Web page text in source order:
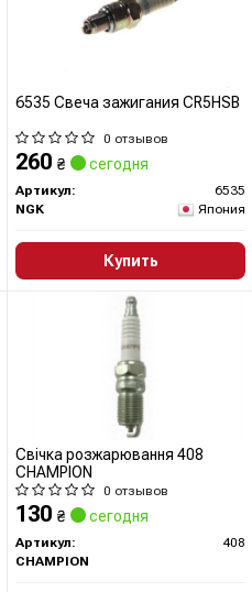
6535 Свеча зажигания CR5HSB
0 отзывов
260 ₴ сегодня
Артикул:
6535
NGK
Япония
Купить
Свічка розжарювання 408
CHAMPION
0 отзывов
130 ₴ сегодня
Артикул:
408
CHAMPION